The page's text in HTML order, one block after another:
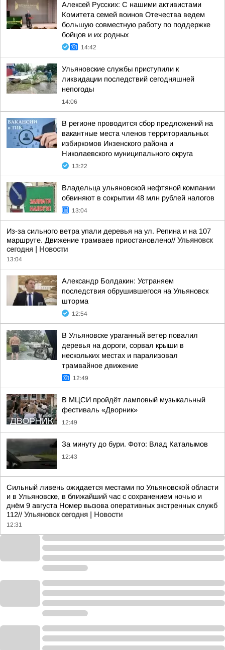
Алексей Русских: С нашими активистами
Комитета семей воинов Отечества ведем
большую совместную работу по поддержке
бойцов и их родных
14:42
Ульяновские службы приступили к
ликвидации последствий сегодняшней
непогоды
14:06
В регионе проводится сбор предложений на
вакантные места членов территориальных
избиркомов Инзенского района и
Николаевского муниципального округа
13:22
Владельца ульяновской нефтяной компании
обвиняют в сокрытии 48 млн рублей налогов
13:04
Из-за сильного ветра упали деревья на ул. Репина и на 107
маршруте. Движение трамваев приостановлено// Ульяновск
сегодня | Новости
13:04
Александр Болдакин: Устраняем
последствия обрушившегося на Ульяновск
шторма
12:54
В Ульяновске ураганный ветер повалил
деревья на дороги, сорвал крыши в
нескольких местах и парализовал
трамвайное движение
12:49
В МЦСИ пройдёт ламповый музыкальный
фестиваль «Дворник»
12:49
За минуту до бури. Фото: Влад Каталымов
12:43
Сильный ливень ожидается местами по Ульяновской области
и в Ульяновске, в ближайший час с сохранением ночью и
днём 9 августа Номер вызова оперативных экстренных служб
112// Ульяновск сегодня | Новости
12:31